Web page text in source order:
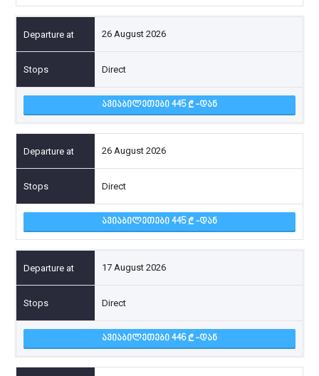
26 August 2026
Direct
ᲐᲕᲘᲐᲑᲘᲚᲔᲗᲔᲑᲘ 445 -ᲓᲐᲜ
26 August 2026
Direct
ᲐᲕᲘᲐᲑᲘᲚᲔᲗᲔᲑᲘ 445 -ᲓᲐᲜ
17 August 2026
Direct
ᲐᲕᲘᲐᲑᲘᲚᲔᲗᲔᲑᲘ 446 -ᲓᲐᲜ